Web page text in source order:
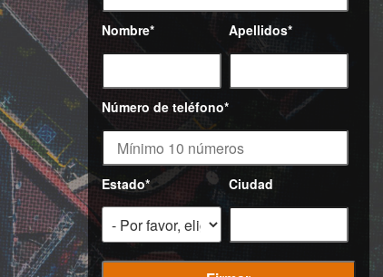
Nombre* Apellidos*
Número de teléfono*
Estado* Ciudad